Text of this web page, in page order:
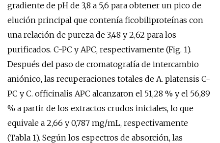
gradiente de pH de 3,8 a 5,6 para obtener un pico de
elución principal que contenía ficobiliproteínas con
una relación de pureza de 3,48 y 2,62 para los
purificados. C-PC y APC, respectivamente (Fig. 1).
Después del paso de cromatografía de intercambio
aniónico, las recuperaciones totales de A. platensis C-
PC y C. officinalis APC alcanzaron el 51,28 % y el 56,89
% a partir de los extractos crudos iniciales, lo que
equivale a 2,66 y 0,787 mg/mL, respectivamente
(Tabla 1). Según los espectros de absorción, las